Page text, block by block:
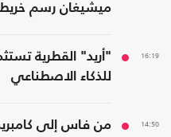
ميشيغان رسم
16:19
للذكاء الاصطناعي
14:50
من فاس إلى